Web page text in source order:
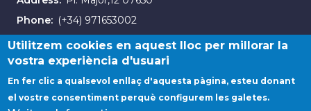
Phone
(+34) 971653002
Fax (+34) 971163007
Utilitzem cookies en aquest lloc per millorar la
vostra experiència d'usuari
En fer clic a qualsevol enllaç d'aquesta pàgina, esteu donant
el vostre consentiment perquè configurem les galetes.